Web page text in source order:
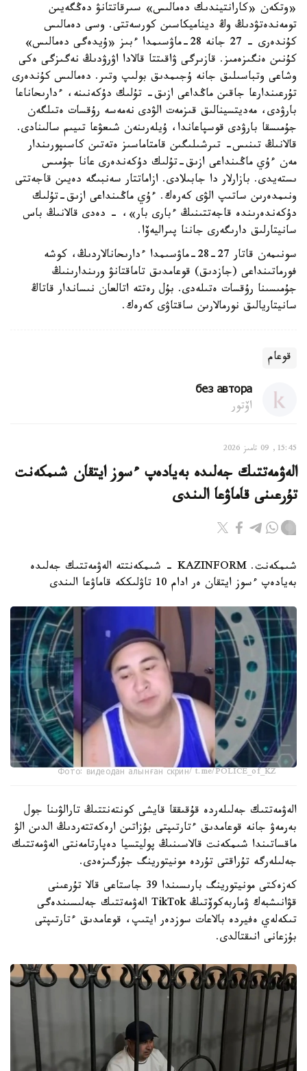
«وتكەن «كارانتيندىك دەمالىس» سىرقاتتانۋ دەڭگەيىن
تومەندەتۋدىڭ وڭ ديناميكاسىن كورسەتتى. وسى دەمالىس
كۇندەرى - 27 جانە 28-ماۋسىمدا ءبىز «ۇيدەگى دەمالىس»
كۇنىن ەنگىزەمىز. قازىرگى ۋاقىتتا قالادا اۋرۋدىڭ نەگىزگى ەكى
وشاعى وتباسىلىق جانە ۇجىمدىق بولىپ وتىر. دەمالىس كۇندەرى
تۇرعىندارعا جاقىن ماڭداعى ازىق- تۇلىك دۇكەنىنە، ءدارىحاناعا
بارۋدى، مەديتسينالىق قىزمەت الۋدى نەمەسە رۇقسات ەتىلگەن
جۇمىسقا بارۋدى قوسپاعاندا، ۇيلەرىنەن شىعۋعا تىيىم سالىنادى.
قالانىڭ تىنىس- تىرشىلىگىن قامتاماسىز ەتەتىن كاسىپورىندار
مەن ءۇي ماڭىنداعى ازىق-تۇلىك دۇكەندەرى عانا جۇمىس
ىستەيدى. بازارلار دا جابىلادى. ازاماتتار سەنبىگە دەيىن قاجەتتى
ونىمدەرىن ساتىپ الۋى كەرەك. ءۇي ماڭىنداعى ازىق-تۇلىك
دۇكەندەرىندە قاجەتتىنىڭ ءبارى بار»، - دەدى قالانىڭ باس
سانيتارلىق دارىگەرى جاننا پىراليەۆا.
سونىمەن قاتار 27-28-ماۋسىمدا ءدارىحانالاردىڭ، كوشە
فورماتىنداعى (جازدىق) قوعامدىق تاماقتانۋ ورىندارىنىڭ
جۇمىسىنا رۇقسات ەتىلەدى. بۇل رەتتە اتالعان نىساندار قاتاڭ
سانيتاريالىق نورمالارىن ساقتاۋى كەرەك.
قوعام
без автора
اۆتور
15:45, 09 تامىز 2026
الەۋمەتتىك جەلىدە بەيادەپ ءسوز ايتقان شىمكەنت
تۇرعىنى قاماۋعا الىندى
شىمكەنت. KAZINFORM - شىمكەنتتە الەۋمەتتىك جەلىدە
بەيادەپ ءسوز ايتقان ەر ادام 10 تاۋلىككە قاماۋعا الىندى
Фото: видеодан алынған скрин/ t.me/POLICE_of_KZ
الەۋمەتتىك جەلىلەردە قۇقىققا قايشى كونتەنتتىڭ تارالۋىنا جول
بەرمەۋ جانە قوعامدىق ءتارتىپتى بۇزاتىن ارەكەتتەردىڭ الدىن الۋ
ماقساتىندا شىمكەنت قالاسىنىڭ پوليتسيا دەپارتامەنتى الەۋمەتتىك
جەلىلەرگە تۇراقتى تۇردە مونيتورينگ جۇرگىزەدى.
كەزەكتى مونيتورينگ بارىسىندا 39 جاستاعى قالا تۇرعىنى
قۋانىشبەك ۋماربەكوۆتىڭ TikTok الەۋمەتتىك جەلىسىندەگى
تىكەلەي ەفيردە بالاعات سوزدەر ايتىپ، قوعامدىق ءتارتىپتى
بۇزعانى انىقتالدى.